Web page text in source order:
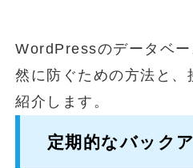
WordPressのデータベ
然に防ぐための方法と、
紹介します。
定期的なバック